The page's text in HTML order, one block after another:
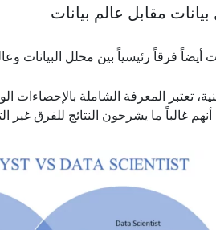
مقابل عالم بيانات
فرقاً رئيسياً بين محلل البيانات
تعتبر المعرفة الشاملة بالإحصاءات
غالباً ما يشرحون النتائج للفرق غير